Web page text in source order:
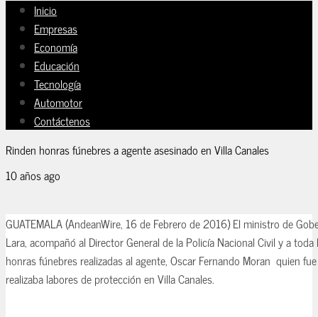
Inicio
Empresas
Economía
Educación
Tecnología
Automotor
Contáctenos
Rinden honras fúnebres a agente asesinado en Villa Canales
10 años ago
GUATEMALA (AndeanWire, 16 de Febrero de 2016) El ministro de
Lara, acompañó al Director General de la Policía Nacional Civil y a
honras fúnebres realizadas al agente, Oscar Fernando Moran quien
realizaba labores de protección en Villa Canales.